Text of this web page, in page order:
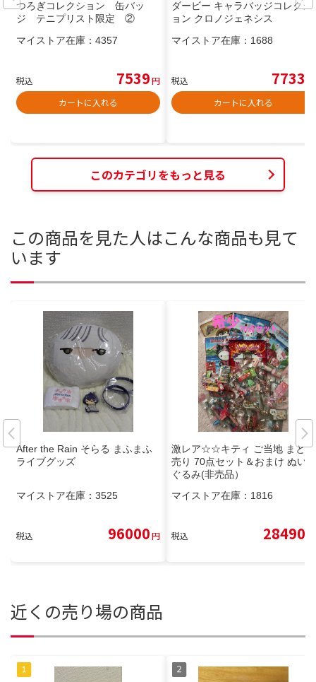
つろぎコレクション 缶バッ
ジ テニプリスト限定 ②
マイストア在庫： 4357
税込 7539円
カートに入れる
ダービー キャラバッジコレクシ
ョン クロノジェネシス
マイストア在庫： 1688
税込 7733
カートに入れる
このカテゴリをもっと見る
この商品を見た人はこんな商品も見て
います
After the Rain そらる まふまふ
ライブグッズ
マイストア在庫： 3525
税込 96000円
激レア☆☆キティ ご当地 まとめ
売り 70点セット＆おまけ ぬい
ぐるみ(非売品）
マイストア在庫： 1816
税込 28490
近くの売り場の商品